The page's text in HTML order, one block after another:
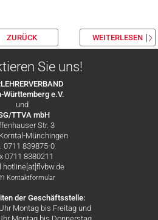
ZURÜCK WEITERLESEN
Sie uns!
Württemberg e.V.
und
TTVA mbH
Str. 3
Münchingen
0711 839875-0
0711 8380211
hotline[at]flvbw.de
Kontaktformular
der Geschäftsstelle:
Montag bis Freitag und